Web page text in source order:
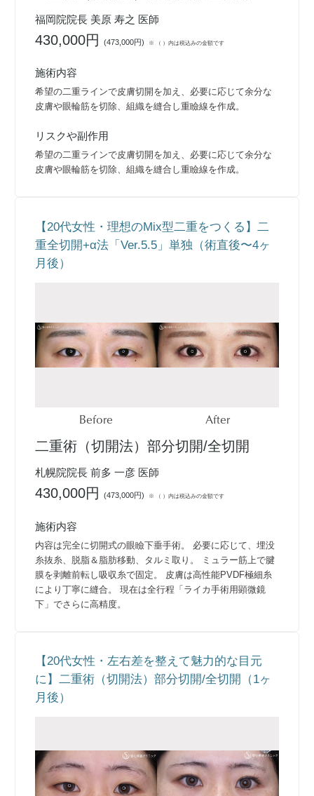
福岡院院長 美原 寿之 医師
430,000円(473,000円) ※ （ ）内は税込みの金額です
施術内容
希望の二重ラインで皮膚切開を加え、必要に応じて余分な
皮膚や眼輪筋を切除、組織を縫合し重瞼線を作成。
リスクや副作用
希望の二重ラインで皮膚切開を加え、必要に応じて余分な
皮膚や眼輪筋を切除、組織を縫合し重瞼線を作成。
【20代女性・理想のMix型二重をつくる】二
重全切開+α法「Ver.5.5」単独（術直後〜4ヶ
月後）
Before After
二重術（切開法）部分切開/全切開
札幌院院長 前多 一彦 医師
430,000円(473,000円) ※ （ ）内は税込みの金額です
施術内容
内容は完全に切開式の眼瞼下垂手術。 必要に応じて、埋没
糸抜糸、脱脂＆脂肪移動、タルミ取り。 ミュラー筋上で腱
膜を剥離前転し吸収糸で固定。 皮膚は高性能PVDF極細糸
により丁寧に縫合。 現在は全行程「ライカ手術用顕微鏡
下」でさらに高精度。
【20代女性・左右差を整えて魅力的な目元
に】二重術（切開法）部分切開/全切開（1ヶ
月後）